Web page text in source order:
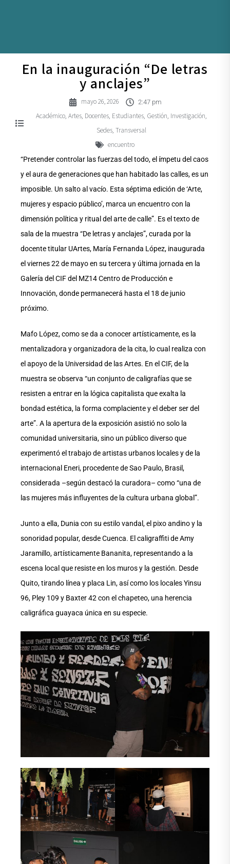
En la inauguración “De letras
y anclajes”
mayo 26, 2026 2:47 pm
Académico, Artes, Docentes, Estudiantes, Gestión, Investigación,
Sedes, Transversal
encuentro
“Pretender controlar las fuerzas del todo, el ímpetu del caos
y el aura de generaciones que han habitado las calles, es un
imposible. Un salto al vacío. Esta séptima edición de ‘Arte,
mujeres y espacio público’, marca un encuentro con la
dimensión política y ritual del arte de calle”. Es el texto de
sala de la muestra “De letras y anclajes”, curada por la
docente titular UArtes, María Fernanda López, inaugurada
el viernes 22 de mayo en su tercera y última jornada en la
Galería del CIF del MZ14 Centro de Producción e
Innovación, donde permanecerá hasta el 18 de junio
próximo.
Mafo López, como se da a conocer artísticamente, es la
mentalizadora y organizadora de la cita, lo cual realiza con
el apoyo de la Universidad de las Artes. En el CIF, de la
muestra se observa “un conjunto de caligrafías que se
resisten a entrar en la lógica capitalista que exalta la
bondad estética, la forma complaciente y el deber ser del
arte”. A la apertura de la exposición asistió no solo la
comunidad universitaria, sino un público diverso que
experimentó el trabajo de artistas urbanos locales y de la
internacional Eneri, procedente de Sao Paulo, Brasil,
considerada –según destacó la curadora– como “una de
las mujeres más influyentes de la cultura urbana global”.
Junto a ella, Dunia con su estilo vandal, el pixo andino y la
sonoridad popular, desde Cuenca. El caligraffiti de Amy
Jaramillo, artísticamente Bananita, representando a la
escena local que resiste en los muros y la gestión. Desde
Quito, tirando línea y placa Lin, así como los locales Yinsu
96, Pley 109 y Baxter 42 con el chapeteo, una herencia
caligráfica guayaca única en su especie.